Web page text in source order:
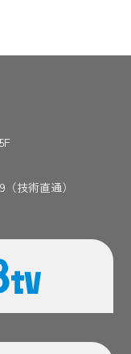
技術直通）